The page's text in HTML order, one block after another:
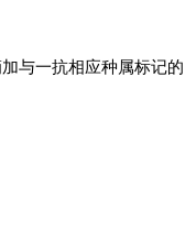
与一抗相应种属标记的